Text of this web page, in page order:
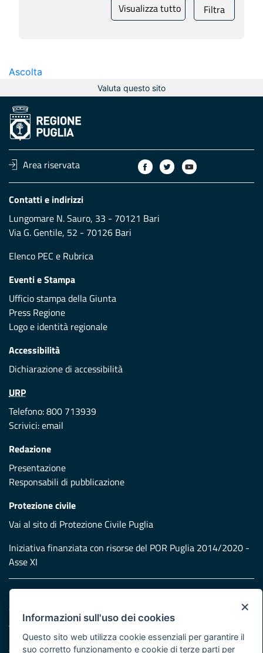
Visualizza tutto Filtra
Ascolta
Valuta questo sito
Area riservata
Contatti e indirizzi
Lungomare N. Sauro, 33 - 70121 Bari
Via G. Gentile, 52 - 70126 Bari
Elenco PEC e Rubrica
Eventi e Stampa
Ufficio stampa della Giunta
Press Regione
Logo e identità regionale
Accessibilità
Dichiarazione di accessibilità
URP
Telefono: 800 713939
Scrivici:email
Redazione
Presentazione
Responsabili di pubblicazione
Protezione civile
Vai al sito di Protezione Civile Puglia
Iniziativa finanziata con risorse del POR Puglia 2014/2020 -
Asse XI
Note legali
Cookie e privacy
Atti di notifica
Feed RSS
×
Informazioni sull'uso dei cookies
Questo sito web utilizza cookie essenziali per garantire il
suo corretto funzionamento e cookie di terze parti per